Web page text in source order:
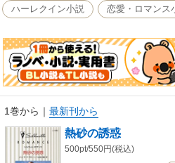
大な報酬のためだ。うまく彼女の機嫌を
ハーレクイン小説 恋愛・ロマンス
1巻から ｜ 最新刊から
熱砂の誘惑
500pt/550円(税込)